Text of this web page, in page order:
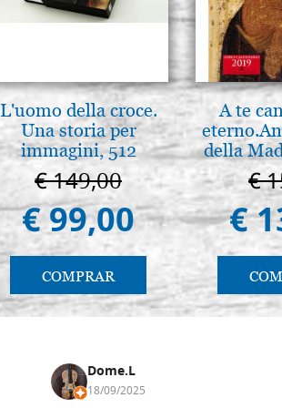
Tintoretto
Pencil redondo, ardilla pura,
Borciani Bonazzi
€ 18,50
Pencil redondo, ardilla pura,
Tintoretto
€ 19,20
Pencil redondo, ardilla pura,
Tintoretto
Pencil redondo, ardilla pura,
Tintoretto
L'uomo della croce.
Una storia per
immagini, 512
páginas
€ 149,00
€ 99,00
COMPRAR
A te
della
(libro-
€
€
Dome.L
18/09/2025